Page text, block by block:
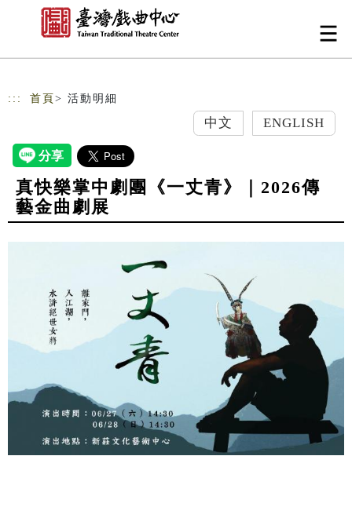
跳到主要內容
網站導覽
::: 首頁 > 活動明細
中文 ENGLISH
真快樂掌中劇團《一丈青》｜2026傳
藝金曲劇展